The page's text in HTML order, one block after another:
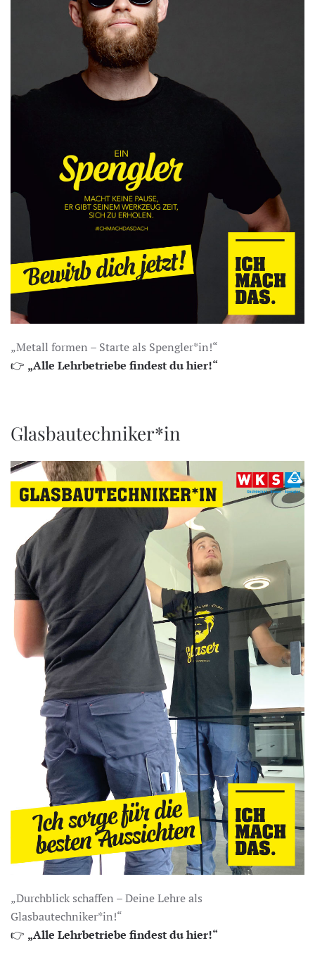
„Metall formen – Starte als Spengler*in!“
👉 „Alle Lehrbetriebe findest du hier!“
Glasbautechniker*in
„Durchblick schaffen – Deine Lehre als
Glasbautechniker*in!“
👉 „Alle Lehrbetriebe findest du hier!“